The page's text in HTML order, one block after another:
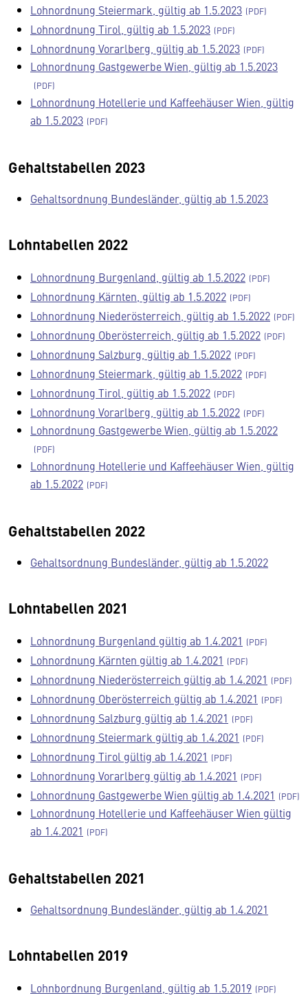
Lohnordnung Steiermark, gültig ab 1.5.2023
Lohnordnung Tirol, gültig ab 1.5.2023
Lohnordnung Vorarlberg, gültig ab 1.5.2023
Lohnordnung Gastgewerbe Wien, gültig ab 1.5.2023
Lohnordnung Hotellerie und Kaffeehäuser Wien, gültig
ab 1.5.2023
Gehaltstabellen 2023
Gehaltsordnung Bundesländer, gültig ab 1.5.2023
Lohntabellen 2022
Lohnordnung Burgenland, gültig ab 1.5.2022
Lohnordnung Kärnten, gültig ab 1.5.2022
Lohnordnung Niederösterreich, gültig ab 1.5.2022
Lohnordnung Oberösterreich, gültig ab 1.5.2022
Lohnordnung Salzburg, gültig ab 1.5.2022
Lohnordnung Steiermark, gültig ab 1.5.2022
Lohnordnung Tirol, gültig ab 1.5.2022
Lohnordnung Vorarlberg, gültig ab 1.5.2022
Lohnordnung Gastgewerbe Wien, gültig ab 1.5.2022
Lohnordnung Hotellerie und Kaffeehäuser Wien, gültig
ab 1.5.2022
Gehaltstabellen 2022
Gehaltsordnung Bundesländer, gültig ab 1.5.2022
Lohntabellen 2021
Lohnordnung Burgenland gültig ab 1.4.2021
Lohnordnung Kärnten gültig ab 1.4.2021
Lohnordnung Niederösterreich gültig ab 1.4.2021
Lohnordnung Oberösterreich gültig ab 1.4.2021
Lohnordnung Salzburg gültig ab 1.4.2021
Lohnordnung Steiermark gültig ab 1.4.2021
Lohnordnung Tirol gültig ab 1.4.2021
Lohnordnung Vorarlberg gültig ab 1.4.2021
Lohnordnung Gastgewerbe Wien gültig ab 1.4.2021
Lohnordnung Hotellerie und Kaffeehäuser Wien gültig
ab 1.4.2021
Gehaltstabellen 2021
Gehaltsordnung Bundesländer, gültig ab 1.4.2021
Lohntabellen 2019
Lohnbordnung Burgenland, gültig ab 1.5.2019